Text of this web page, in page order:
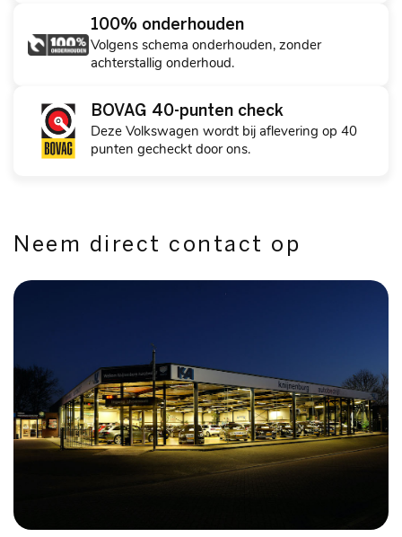
100% onderhouden
Volgens schema onderhouden, zonder
achterstallig onderhoud.
BOVAG 40-punten check
Deze Volkswagen wordt bij aflevering op 40
punten gecheckt door ons.
Neem direct contact op